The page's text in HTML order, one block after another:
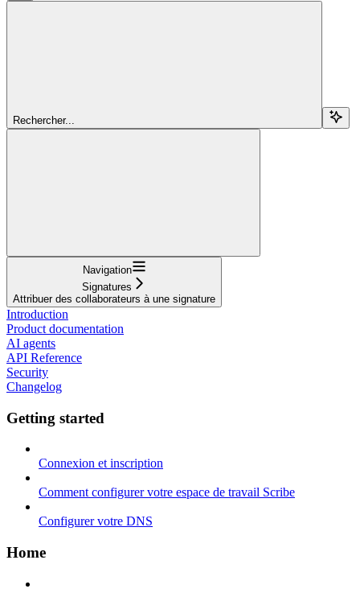
Rechercher...
Navigation
Signatures
Attribuer des collaborateurs à une signature
Introduction
Product documentation
AI agents
API Reference
Security
Changelog
Getting started
Connexion et inscription
Comment configurer votre espace de travail Scribe
Configurer votre DNS
Home